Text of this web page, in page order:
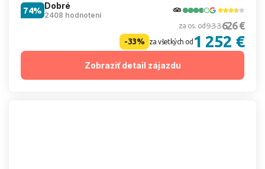
Dobré
2408 hodnotení
74%
za os. od933626 €
-33% za všetkých od 1 252 €
Zobraziť detail zájazdu